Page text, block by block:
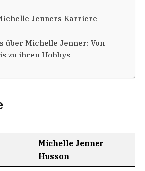
Jenners Karriere-
über Michelle Jenner: Von
zu ihren Hobbys
Michelle Jenner
Husson